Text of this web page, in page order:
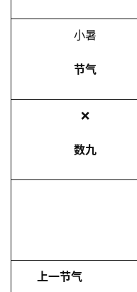
小暑
节气
❌
数九
上一节气